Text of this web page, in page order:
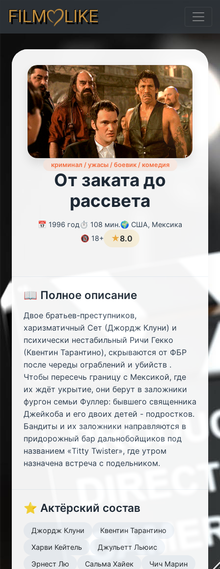
FILM LIKE
криминал / ужасы / боевик / комедия
От заката до
рассвета
📅 1996 год⏱️ 108 мин.🌍 США, Мексика
🔞 18+
★8.0
📖 Полное описание
Двое братьев-преступников,
харизматичный Сет (Джордж Клуни) и
психически нестабильный Ричи Гекко
(Квентин Тарантино), скрываются от ФБР
после череды ограблений и убийств .
Чтобы пересечь границу с Мексикой, где
их ждёт укрытие, они берут в заложники
фургон семьи Фуллер: бывшего священника
Джейкоба и его двоих детей - подростков.
Бандиты и их заложники направляются в
придорожный бар дальнобойщиков под
названием «Titty Twister», где утром
назначена встреча с подельником.
⭐ Актёрский состав
Джордж Клуни
Квентин Тарантино
Харви Кейтель
Джульетт Льюис
Эрнест Лю
Сальма Хайек
Чич Марин